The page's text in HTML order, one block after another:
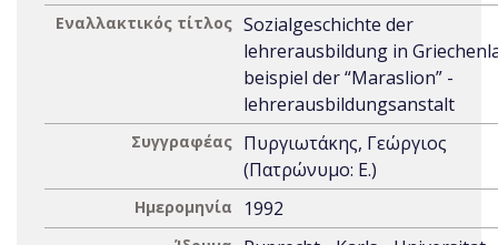
Εναλλακτικός τίτλος Sozialgeschichte der
lehrerausbildung in
beispiel der “Maraslion” -
lehrerausbildungsanstalt
Συγγραφέας Πυργιωτάκης, Γεώργιος
(Πατρώνυμο: Ε.)
Ημερομηνία 1992